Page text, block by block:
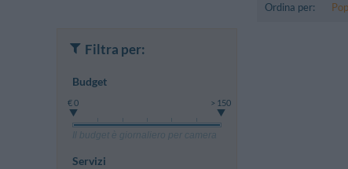
Ordina per:
Filtra per:
Budget
€ 0 > 150
Il budget è giornaliero per camera
Servizi